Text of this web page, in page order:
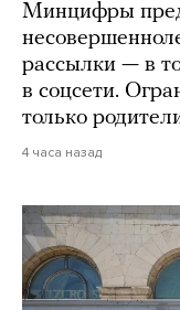
Минцифры
рассылки — в
в соцсети.
только
4 часа назад